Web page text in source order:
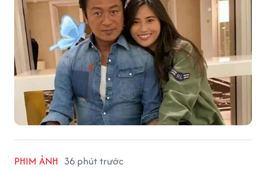
PHIM ẢNH 36 phút trước